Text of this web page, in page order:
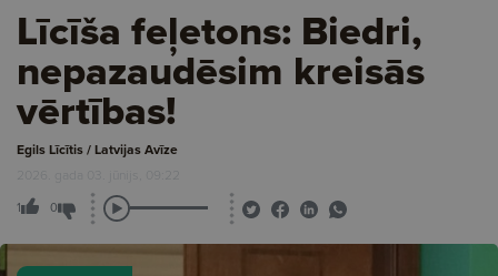
Līcīša feļetons: Biedri,
nepazaudēsim kreisās
vērtības!
Egils Līcītis / Latvijas Avīze
2026. gada 03. jūnijs, 09:22
1 0